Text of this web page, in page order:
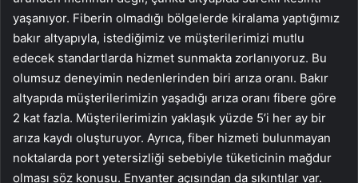
yaşanıyor. Fiberin olmadığı bölgelerde kiralama yaptığımız
bakır altyapıyla, istediğimiz ve müşterilerimizi mutlu
edecek standartlarda hizmet sunmakta zorlanıyoruz. Bu
olumsuz deneyimin nedenlerinden biri arıza oranı. Bakır
altyapıda müşterilerimizin yaşadığı arıza oranı fibere göre
2 kat fazla. Müşterilerimizin yaklaşık yüzde 5’i her ay bir
arıza kaydı oluşturuyor. Ayrıca, fiber hizmeti bulunmayan
noktalarda port yetersizliği sebebiyle tüketicinin mağdur
olması söz konusu. Envanter açısından da sıkıntılar var.